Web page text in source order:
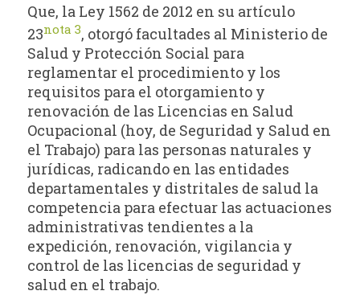
Que, la Ley 1562 de 2012 en su artículo
23nota 3, otorgó facultades al Ministerio de
Salud y Protección Social para
reglamentar el procedimiento y los
requisitos para el otorgamiento y
renovación de las Licencias en Salud
Ocupacional (hoy, de Seguridad y Salud en
el Trabajo) para las personas naturales y
jurídicas, radicando en las entidades
departamentales y distritales de salud la
competencia para efectuar las actuaciones
administrativas tendientes a la
expedición, renovación, vigilancia y
control de las licencias de seguridad y
salud en el trabajo.